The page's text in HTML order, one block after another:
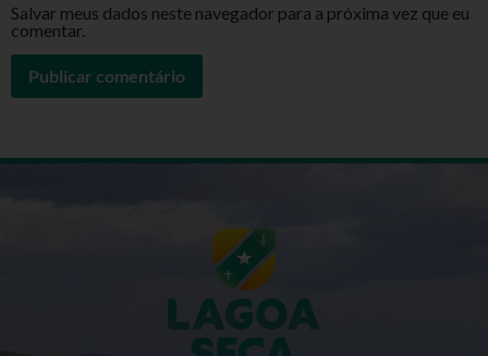
Salvar meus dados neste navegador para a próxima vez que eu
comentar.